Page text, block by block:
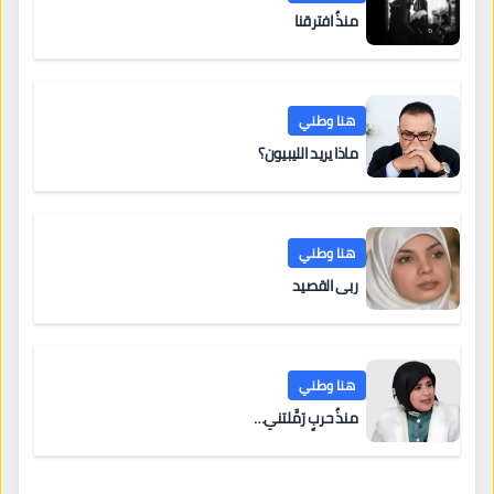
منذُ افترقنا
هنا وطني
ماذا يريد الليبيون؟
هنا وطني
ربى القصيد
هنا وطني
منذُ حربٍ رَمَّلتني…